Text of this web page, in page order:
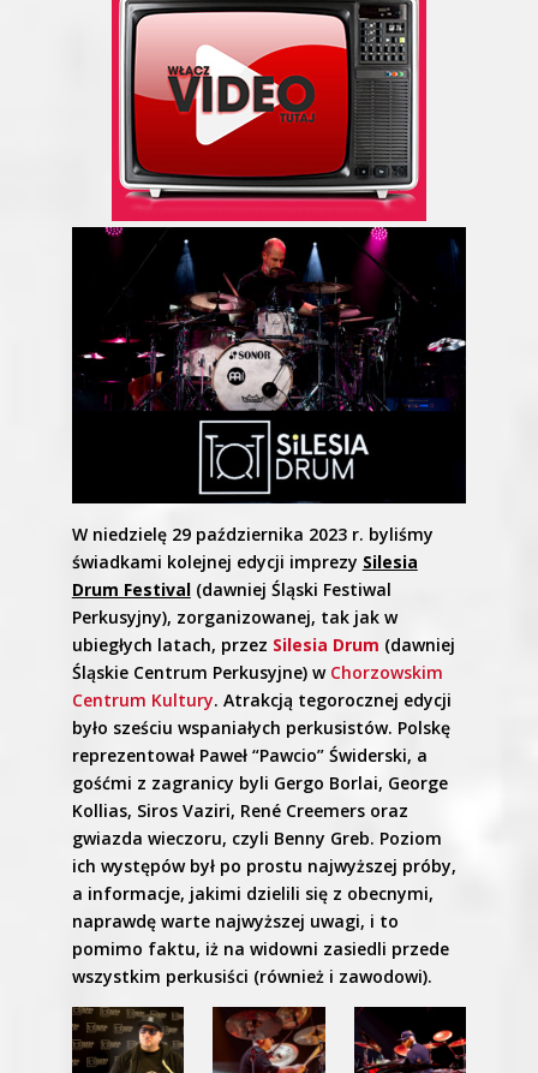
W niedzielę 29 października 2023 r. byliśmy
świadkami kolejnej edycji imprezy Silesia
Drum Festival(dawniej Śląski Festiwal
Perkusyjny), zorganizowanej, tak jak w
ubiegłych latach, przez Silesia Drum (dawniej
Śląskie Centrum Perkusyjne) w Chorzowskim
Centrum Kultury. Atrakcją tegorocznej edycji
było sześciu wspaniałych perkusistów. Polskę
reprezentował Paweł “Pawcio” Świderski, a
gośćmi z zagranicy byli Gergo Borlai, George
Kollias, Siros Vaziri, René Creemers oraz
gwiazda wieczoru, czyli Benny Greb. Poziom
ich występów był po prostu najwyższej próby,
a informacje, jakimi dzielili się z obecnymi,
naprawdę warte najwyższej uwagi, i to
pomimo faktu, iż na widowni zasiedli przede
wszystkim perkusiści (również i zawodowi).